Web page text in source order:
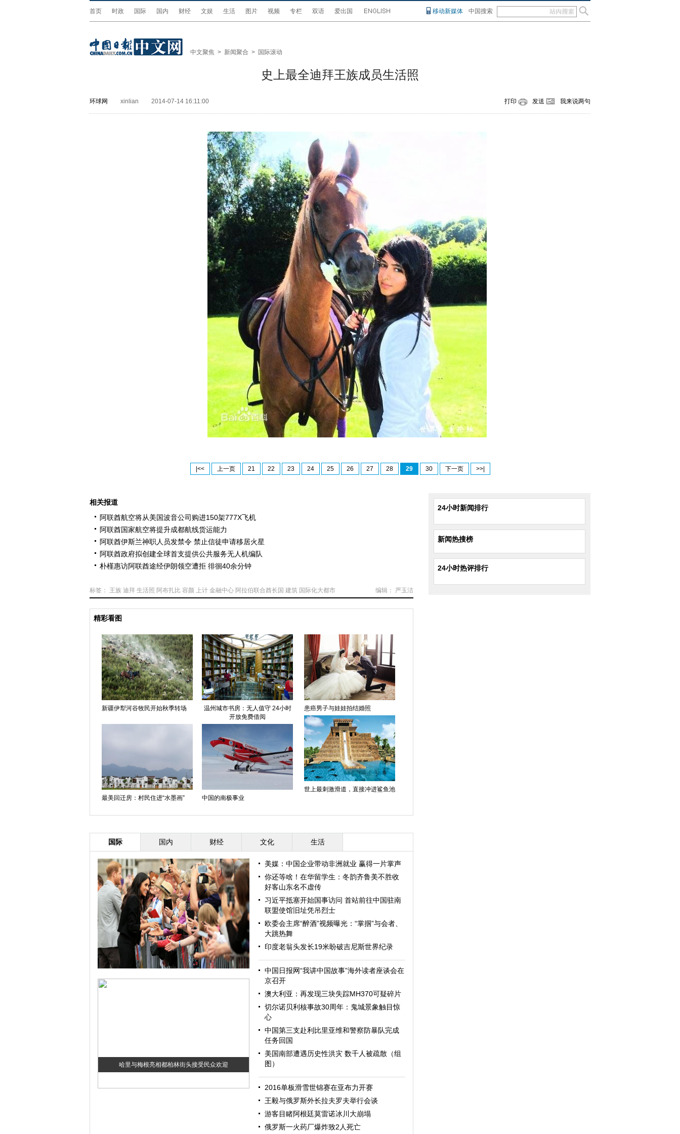
首页 时政 国际 国内 财经 文娱 生活 图片 视频 专栏 双语 爱出国 移动新媒体 中国搜索
中文聚焦 > 新闻聚合 > 国际滚动
史上最全迪拜王族成员生活照
环球网 xinlian 2014-07-14 16:11:00 打印 发送 我来说两句
|<< 上一页 21 22 23 24 25 26 27 28 29 30 下一页 >>|
相关报道
阿联酋航空将从美国波音公司购进150架777X飞机
阿联酋国家航空将提升成都航线货运能力
阿联酋伊斯兰神职人员发禁令 禁止信徒申请移居火星
阿联酋政府拟创建全球首支提供公共服务无人机编队
朴槿惠访阿联酋途经伊朗领空遭拒 徘徊40余分钟
编辑： 严玉洁
标签： 王族 迪拜 生活照 阿布扎比 容颜 上计 金融中心 阿拉伯联合酋长国 建筑 国际化大都市
精彩看图
新疆伊犁河谷牧民开始秋季转场
温州城市书房：无人值守 24小时
开放免费借阅
最美回迁房：村民住进“水墨画” 中国的南极事业
患癌男子与娃娃拍结婚照
世上最刺激滑道，直接冲进鲨鱼池
国际 国内 财经 文化 生活
哈里与梅根亮相都柏林街头接受民众欢迎
美媒：中国企业带动非洲就业 赢得一片掌声
你还等啥！在华留学生：冬韵齐鲁美不胜收
好客山东名不虚传
习近平抵塞开始国事访问 首站前往中国驻南
联盟使馆旧址凭吊烈士
欧委会主席“醉酒”视频曝光：“掌掴”与会者、
大跳热舞
印度老翁头发长19米盼破吉尼斯世界纪录
中国日报网“我讲中国故事”海外读者座谈会在
京召开
澳大利亚：再发现三块失踪MH370可疑碎片
切尔诺贝利核事故30周年：鬼城景象触目惊
心
中国第三支赴利比里亚维和警察防暴队完成
任务回国
美国南部遭遇历史性洪灾 数千人被疏散（组
图）
2016单板滑雪世锦赛在亚布力开赛
王毅与俄罗斯外长拉夫罗夫举行会谈
游客目睹阿根廷莫雷诺冰川大崩塌
俄罗斯一火药厂爆炸致2人死亡
24小时新闻排行
新闻热搜榜
24小时热评排行